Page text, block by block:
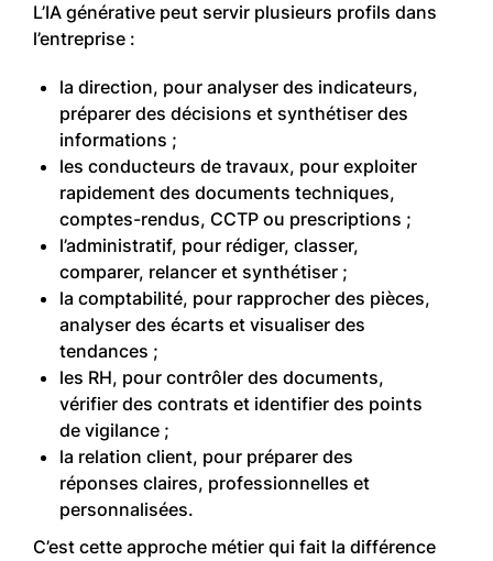
L’IA générative peut servir plusieurs profils dans
l’entreprise :
la direction, pour analyser des indicateurs,
préparer des décisions et synthétiser des
informations ;
les conducteurs de travaux, pour exploiter
rapidement des documents techniques,
comptes-rendus, CCTP ou prescriptions ;
l’administratif, pour rédiger, classer,
comparer, relancer et synthétiser ;
la comptabilité, pour rapprocher des pièces,
analyser des écarts et visualiser des
tendances ;
les RH, pour contrôler des documents,
vérifier des contrats et identifier des points
de vigilance ;
la relation client, pour préparer des
réponses claires, professionnelles et
personnalisées.
C’est cette approche métier qui fait la différence